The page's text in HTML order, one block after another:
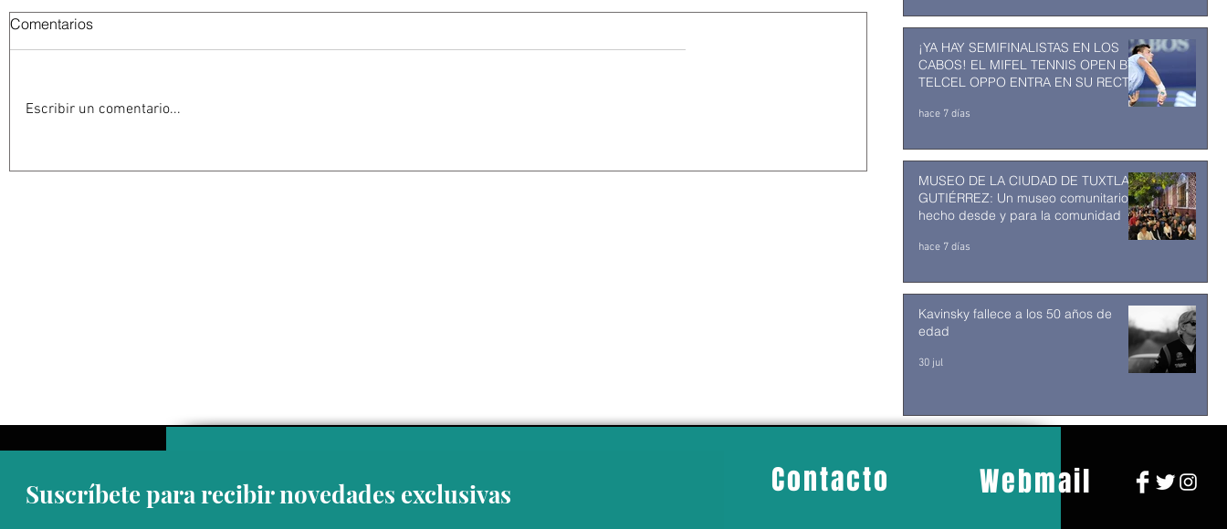
Comentarios
Escribir un comentario...
¡YA HAY SEMIFINALISTAS EN LOS
CABOS! EL MIFEL TENNIS OPEN BY
TELCEL OPPO ENTRA EN SU RECTA
hace 7 días
MUSEO DE LA CIUDAD DE TUXTLA
GUTIÉRREZ: Un museo comunitario
hecho desde y para la comunidad
hace 7 días
Kavinsky fallece a los 50 años de
edad
30 jul
Suscríbete para recibir novedades exclusivas Contacto Webmail